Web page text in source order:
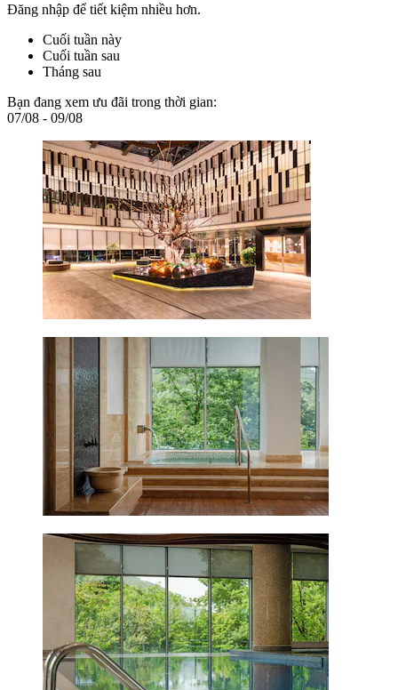
Đăng nhập để tiết kiệm nhiều hơn.
Cuối tuần này
Cuối tuần sau
Tháng sau
Bạn đang xem ưu đãi trong thời gian:
07/08 - 09/08